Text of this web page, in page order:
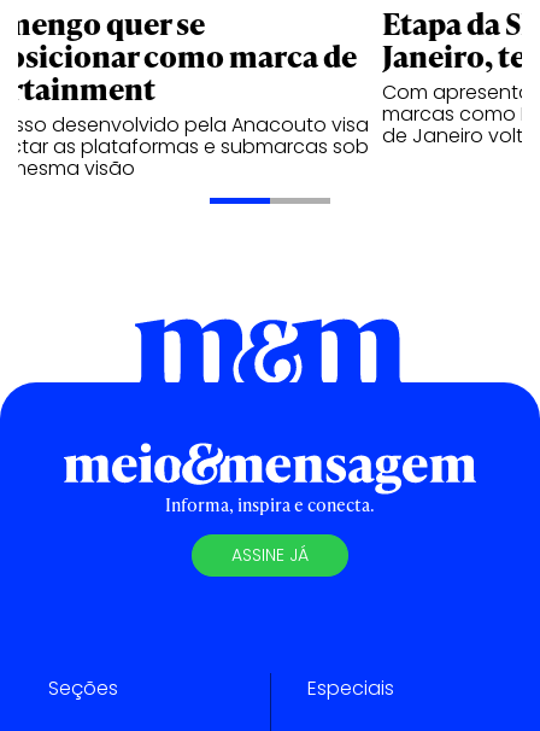
quer se
como marca de
desenvolvido pela Anacouto visa
as plataformas e submarcas sob
mesma visão
Etapa da
Janeiro,
Com
marcas como
de Janeiro
Informa, inspira e conecta.
ASSINE JÁ
Seções Especiais